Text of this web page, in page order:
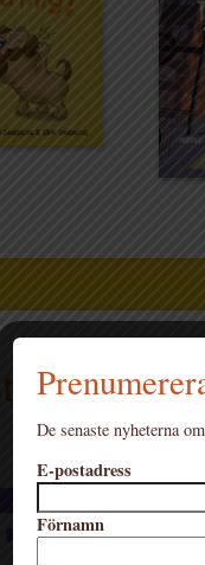
De senaste nyheterna
E-postadress
Förnamn